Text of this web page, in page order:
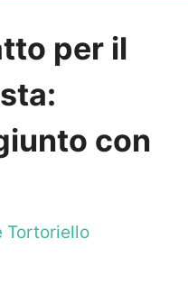
per il
con
Tortoriello